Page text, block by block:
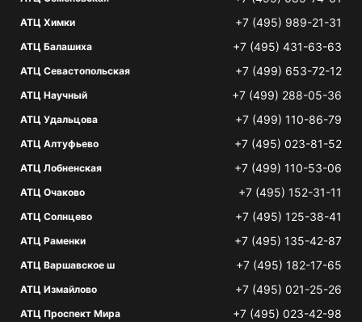
АТЦ Химки +7 (495) 989-21-31
АТЦ Балашиха +7 (495) 431-63-63
АТЦ Севастопольская +7 (499) 653-72-12
АТЦ Научный +7 (499) 288-05-36
АТЦ Удальцова +7 (499) 110-86-79
АТЦ Алтуфьево +7 (495) 023-81-52
АТЦ Лобненская +7 (499) 110-53-06
АТЦ Очаково +7 (495) 152-31-11
АТЦ Солнцево +7 (495) 125-38-41
АТЦ Раменки +7 (495) 135-42-87
АТЦ Варшавское ш +7 (495) 182-17-65
АТЦ Измайлово +7 (495) 021-25-26
АТЦ Проспект Мира +7 (495) 023-42-98